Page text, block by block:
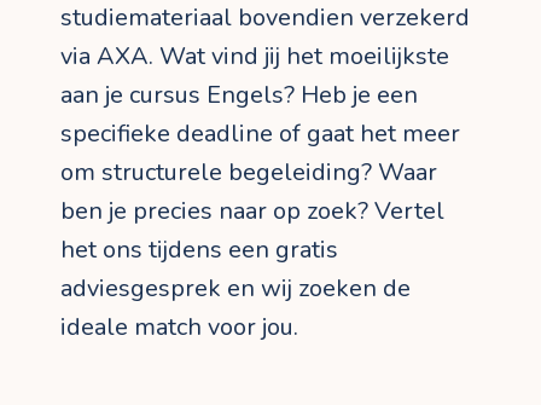
studiemateriaal bovendien verzekerd
via AXA. Wat vind jij het moeilijkste
aan je cursus Engels? Heb je een
specifieke deadline of gaat het meer
om structurele begeleiding? Waar
ben je precies naar op zoek? Vertel
het ons tijdens een gratis
adviesgesprek en wij zoeken de
ideale match voor jou.